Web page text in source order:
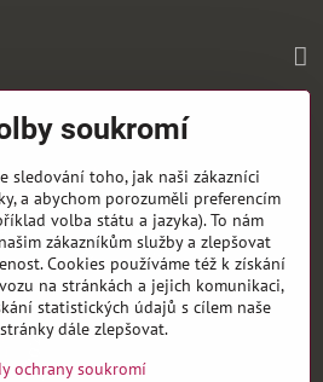
soukromí
sledování toho, jak naši zákazníci
a abychom porozuměli preferencím
volba státu a jazyka). To nám
zákazníkům služby a zlepšovat
Cookies používáme též k získání
na stránkách a jejich komunikaci,
statistických údajů s cílem naše
dále zlepšovat.
ochrany soukromí